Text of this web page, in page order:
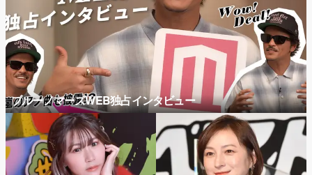
ブルーノマーズWEB独占インタビュー